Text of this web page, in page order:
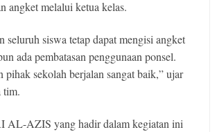
angket melalui ketua kelas.
seluruh siswa tetap dapat mengisi angket
ada pembatasan penggunaan ponsel.
pihak sekolah berjalan sangat baik,” ujar
tim.
AL-AZIS yang hadir dalam kegiatan ini